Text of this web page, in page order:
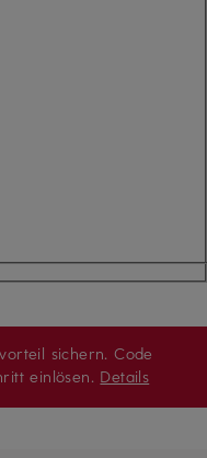
sichern. Code
einlösen. Details